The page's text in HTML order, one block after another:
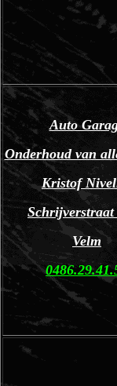
Auto
Onderhoud van
Kristof
Schrijverstraat
Velm